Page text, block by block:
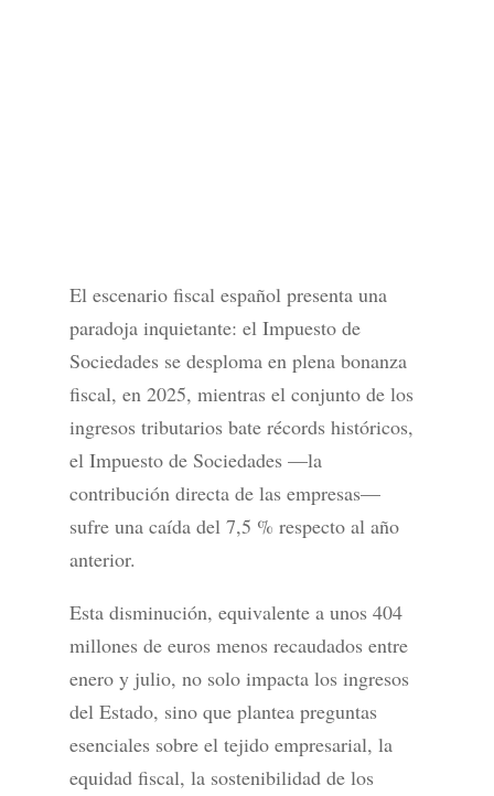
El escenario fiscal español presenta una
paradoja inquietante: el Impuesto de
Sociedades se desploma en plena bonanza
fiscal, en 2025, mientras el conjunto de los
ingresos tributarios bate récords históricos,
el Impuesto de Sociedades —la
contribución directa de las empresas—
sufre una caída del 7,5 % respecto al año
anterior.
Esta disminución, equivalente a unos 404
millones de euros menos recaudados entre
enero y julio, no solo impacta los ingresos
del Estado, sino que plantea preguntas
esenciales sobre el tejido empresarial, la
equidad fiscal, la sostenibilidad de los